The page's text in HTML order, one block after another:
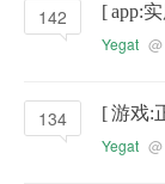
142 [app:
Yegat
134 [游戏:
Yegat